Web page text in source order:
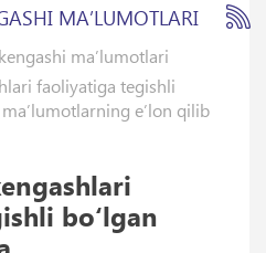
MAʼLUMOTLARI
maʼlumotlari
faoliyatiga tegishli
eʼlon qilib
bo‘lgan